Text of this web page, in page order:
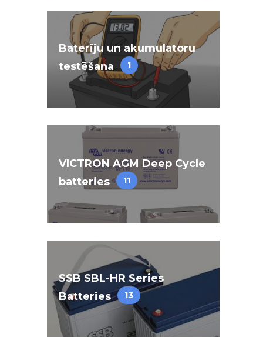
Bateriju un akumulatoru
testēšana
1
VICTRON AGM Deep Cycle
batteries
11
SSB SBL-HR Series
Batteries
13